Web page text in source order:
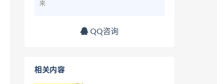
来
QQ咨询
相关内容